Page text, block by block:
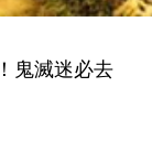
鬼滅迷必去